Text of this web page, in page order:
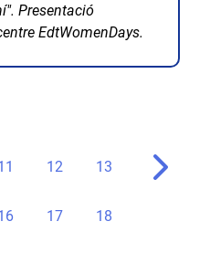
Presentació
EdtWomenDays.
12 13
17 18